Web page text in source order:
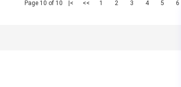
Page 10 of 10 |< << 1 2 3 4 5 6